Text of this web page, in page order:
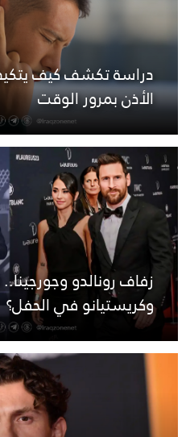
دراسة تكشف كيف
الأذن بمرور الوقت
زفاف رونالدو
وكريستيانو في الحفل؟